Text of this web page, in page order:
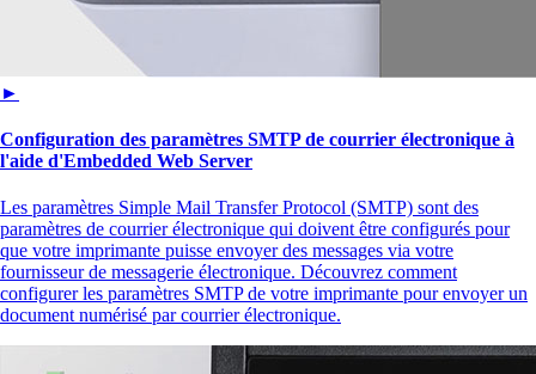
►
Configuration des paramètres SMTP de courrier électronique à
l'aide d'Embedded Web Server
Les paramètres Simple Mail Transfer Protocol (SMTP) sont des
paramètres de courrier électronique qui doivent être configurés pour
que votre imprimante puisse envoyer des messages via votre
fournisseur de messagerie électronique. Découvrez comment
configurer les paramètres SMTP de votre imprimante pour envoyer un
document numérisé par courrier électronique.